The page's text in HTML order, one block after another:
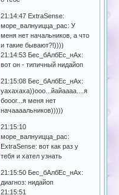
21:14:47 ExtraSense:
море_валнуицца_рас: У
меня нет начальников, а что
и такие бывают?!))))
21:14:53 Бес_бАлбЕс_нАх:
вот он - типичный нидайоп
21:15:08 Бес_бАлбЕс_нАх:
уахахаха))ооо...йайаааа....я
бооог...я меня нет
начаааальников)))))
21:15:10
море_валнуицца_рас:
ExtraSense: вот как раз у
тебя и хател узнать
21:15:50 Бес_бАлбЕс_нАх:
диагноз: нидайоп
21:15:51